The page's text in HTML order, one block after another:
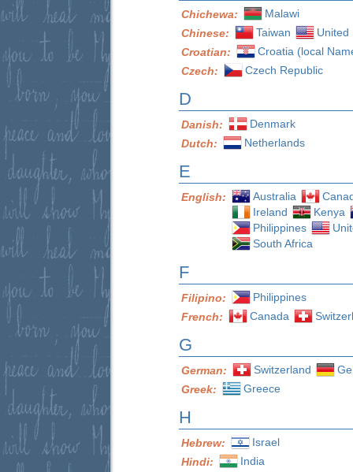
Chichewa:
Malawi
Chinese:
Taiwan
United
Croatian:
Croatia (local
Czech:
Czech Republic
D
Danish:
Denmark
Dutch:
Netherlands
E
English: Australia
Ireland
Kenya
Philippines
South Africa
F
Filipino:
Philippines
French:
Canada
G
German: Switzerland
Greek:
Greece
H
Hebrew:
Israel
Hindi:
India